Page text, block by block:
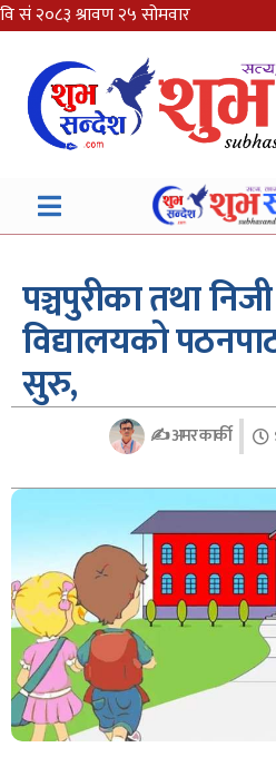
पञ्चपुरीका तथा
विद्यालयको
सुरु,
✍अमर कार्की